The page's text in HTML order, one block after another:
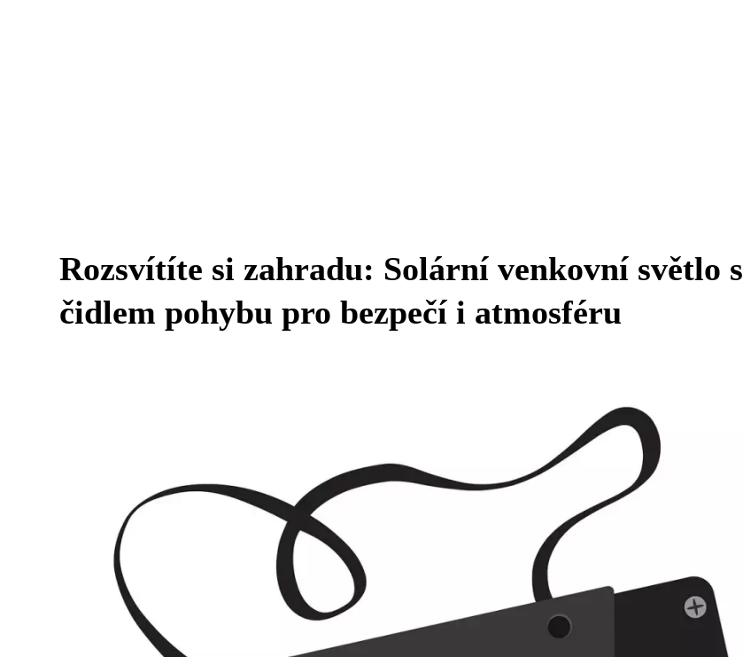
Rozsvítíte si zahradu: Solární venkovní světlo s
čidlem pohybu pro bezpečí i atmosféru